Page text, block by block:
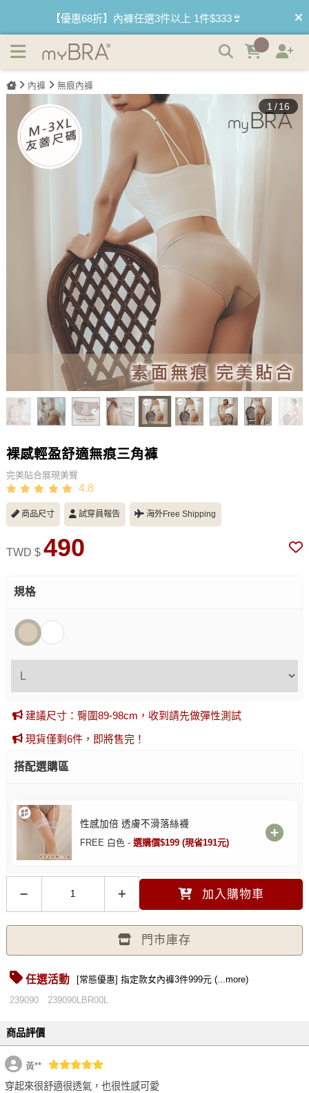
【買內衣免運費】台灣滿1200運費0元🚛
【首購優惠】新客最高可折$150再免運❗
【國際懶惰日】BRATOP2件95折 3件9折🌱
內褲 無痕內褲
1 / 16
裸感輕盈舒適無痕三角褲
完美貼合展現美臀
4.8
商品尺寸 試穿員報告 海外Free Shipping
TWD $ 490
規格
建議尺寸：臀圍89-98cm，收到請先做彈性測試
現貨僅剩6件，即將售完！
搭配選購區
性感加倍 透膚不滑落絲襪
FREE 白色 - 選購價$199 (現省191元)
加入購物車
門市庫存
任選活動 [常態優惠] 指定款女內褲3件999元 (...more)
239090 239090LBR00L
商品評價
黃**
穿起來很舒適很透氣，也很性感可愛